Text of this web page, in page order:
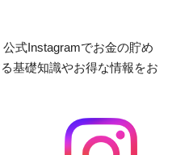
式Instagramでお金の貯め
基礎知識やお得な情報をお